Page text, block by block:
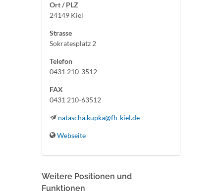
Ort / PLZ
24149 Kiel
Strasse
Sokratesplatz 2
Telefon
0431 210-3512
FAX
0431 210-63512
natascha.kupka@fh-kiel.de
Webseite
Weitere Positionen und
Funktionen